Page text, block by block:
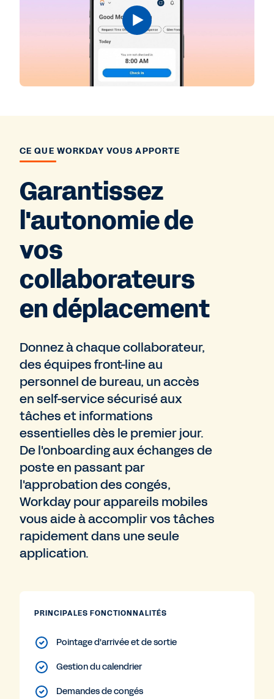
CE QUE WORKDAY VOUS APPORTE
Garantissez
l'autonomie de
vos
collaborateurs
en déplacement
Donnez à chaque collaborateur,
des équipes front-line au
personnel de bureau, un accès
en self-service sécurisé aux
tâches et informations
essentielles dès le premier jour.
De l'onboarding aux échanges de
poste en passant par
l'approbation des congés,
Workday pour appareils mobiles
vous aide à accomplir vos tâches
rapidement dans une seule
application.
PRINCIPALES FONCTIONNALITÉS
Pointage d'arrivée et de sortie
Gestion du calendrier
Demandes de congés